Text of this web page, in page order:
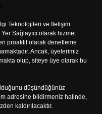
Teknolojileri ve İletişim
Sağlayıcı olarak hizmet
proaktif olarak denetleme
Ancak, üyelerimiz
olup, siteye üye olarak bu
düşündüğünüz
adresine bildirmeniz halinde,
kaldırılacaktır.